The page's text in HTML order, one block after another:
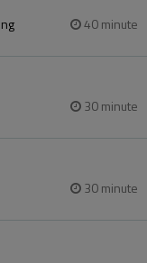
40minute
30minute
30minute